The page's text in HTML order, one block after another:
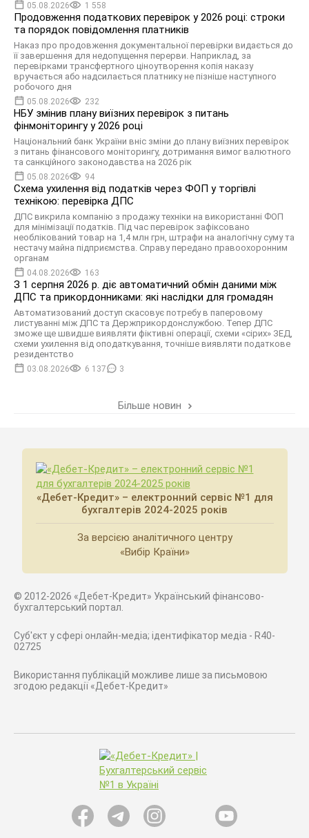
05.08.2026 1 558
Продовження податкових перевірок у 2026 році: строки
та порядок повідомлення платників
Наказ про продовження документальної перевірки видається до
її завершення для недопущення перерви. Наприклад, за
перевірками трансфертного ціноутворення копія наказу
вручається або надсилається платнику не пізніше наступного
робочого дня
05.08.2026 232
НБУ змінив плану виїзних перевірок з питань
фінмоніторингу у 2026 році
Національний банк України вніс зміни до плану виїзних перевірок
з питань фінансового моніторингу, дотримання вимог валютного
та санкційного законодавства на 2026 рік
05.08.2026 94
Схема ухилення від податків через ФОП у торгівлі
технікою: перевірка ДПС
ДПС викрила компанію з продажу техніки на використанні ФОП
для мінімізації податків. Під час перевірок зафіксовано
необлікований товар на 1,4 млн грн, штрафи на аналогічну суму та
нестачу майна підприємства. Справу передано правоохоронним
органам
04.08.2026 163
З 1 серпня 2026 р. діє автоматичний обмін даними між
ДПС та прикордонниками: які наслідки для громадян
Автоматизований доступ скасовує потребу в паперовому
листуванні між ДПС та Держприкордонслужбою. Тепер ДПС
зможе ще швидше виявляти фіктивні операції, схеми «сірих» ЗЕД,
схеми ухилення від оподаткування, точніше виявляти податкове
резидентство
03.08.2026 6 137 3
Більше новин
«Дебет-Кредит» – електронний сервіс №1 для
бухгалтерів 2024-2025 років
За версією аналітичного центру
«Вибір Країни»
© 2012-2026 «Дебет-Кредит» Український фінансово-
бухгалтерський портал.
Суб'єкт у сфері онлайн-медіа; ідентифікатор медіа - R40-
02725
Використання публікацій можливе лише за письмовою
згодою редакції «Дебет-Кредит»